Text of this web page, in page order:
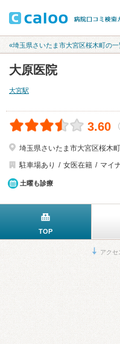
«埼玉県さいたま市大宮区桜木町の一
大原医院
大宮駅
3.60
埼玉県さいたま市大宮区桜木
駐車場あり
女医在籍 マイ
土曜も診療
TOP
アク